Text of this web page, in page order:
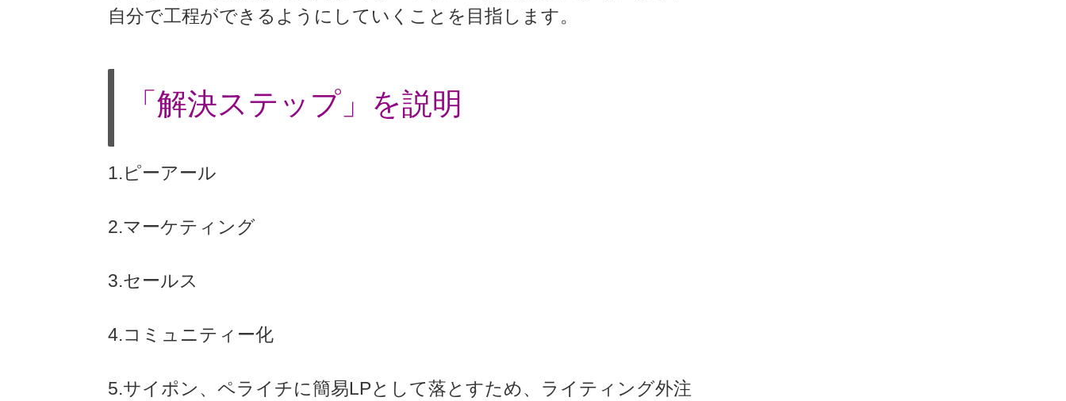
自分で工程ができるようにしていくことを目指します。
「解決ステップ」を説明
1.ピーアール
2.マーケティング
3.セールス
4.コミュニティー化
5.サイポン、ペライチに簡易LPとして落とすため、ライティング外注